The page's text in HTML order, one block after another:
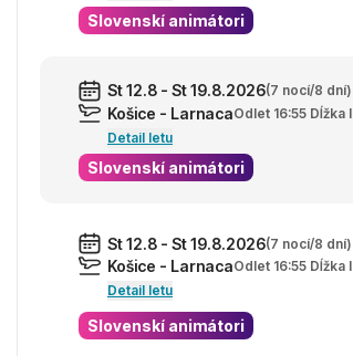
Slovenskí animátori
St 12.8 - St 19.8.2026(7 nocí/8 dní)
Košice - LarnacaOdlet 16:55 Dĺžka
Detail letu
Slovenskí animátori
St 12.8 - St 19.8.2026(7 nocí/8 dní)
Košice - LarnacaOdlet 16:55 Dĺžka
Detail letu
Slovenskí animátori